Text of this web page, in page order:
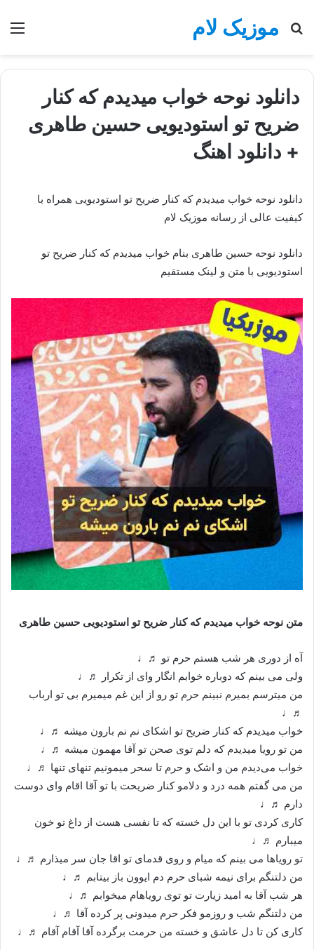
موزیک لام
جستجو
دانلود نوحه خواب میدیدم که کنار
ضریح تو استودیویی حسین طاهری
+ دانلود اهنگ
دانلود نوحه خواب میدیدم که کنار ضریح تو استودیویی همراه با
کیفیت عالی از رسانه موزیک لام
دانلود نوحه حسین طاهری بنام خواب میدیدم که کنار ضریح تو
استودیویی با متن و لینک مستقیم
متن نوحه خواب میدیدم که کنار ضریح تو استودیویی حسین طاهری
آه از دوری هر شب هستم حرم تو ♬♩
ولی می بینم که دوباره خوابم انگار وای از تکرار ♬♩
من میترسم بمیرم نبینم حرم تو رو از این غم میمیرم بی تو ارباب
♬♩
خواب میدیدم که کنار ضریح تو اشکای نم نم بارون میشه ♬♩
من تو رویا میدیدم که دلم توی صحن تو آقا مهمون میشه ♬♩
خواب می‌دیدم من و اشک و حرم تا سحر میمونیم تنهای تنها ♬♩
من می گفتم همه درد و دلامو کنار ضریحت با تو آقا اقام وای دوست
دارم ♬♩
کاری کردی تو با این دل خسته که تا نفسی هست از داغ تو خون
میبارم ♬♩
تو رویاها می بینم که میام و روی قدمای تو اقا جان سر میذارم ♬♩
من دلتنگم برای نیمه شبای حرم دم ایوون باز بیتابم ♬♩
هر شب آقا به امید زیارت تو توی رویاهام میخوابم ♬♩
من دلتنگم شب و روزمو فکر حرم میدونی پر کرده آقا ♬♩
کاری کن تا دل عاشق و خسته من حرمت برگرده آقا آقام آقام ♬♩